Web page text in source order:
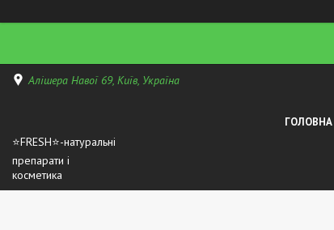
Алішера Навої 69, Київ, Україна
⭐FRESH⭐-натуральні
препарати і
косметика
ГОЛОВНА